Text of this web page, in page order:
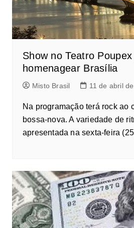
Show no Teatro
homenagear Brasília
Misto Brasil 11 de abril
Na programação terá rock ao
bossa-nova. A variedade de
apresentada na sexta-feira